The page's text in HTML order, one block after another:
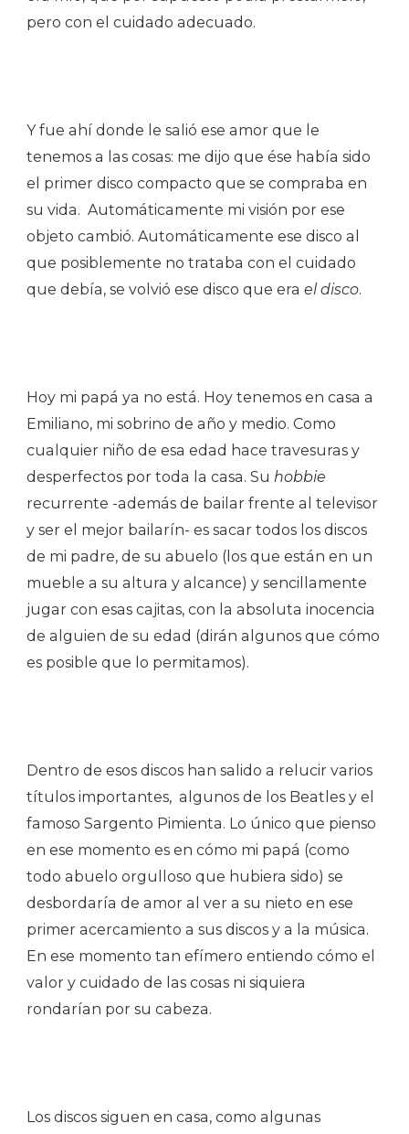
pero con el cuidado adecuado.
Y fue ahí donde le salió ese amor que le
tenemos a las cosas: me dijo que ése había sido
el primer disco compacto que se compraba en
su vida. Automáticamente mi visión por ese
objeto cambió. Automáticamente ese disco al
que posiblemente no trataba con el cuidado
que debía, se volvió ese disco que era el disco.
Hoy mi papá ya no está. Hoy tenemos en casa a
Emiliano, mi sobrino de año y medio. Como
cualquier niño de esa edad hace travesuras y
desperfectos por toda la casa. Su hobbie
recurrente -además de bailar frente al televisor
y ser el mejor bailarín- es sacar todos los discos
de mi padre, de su abuelo (los que están en un
mueble a su altura y alcance) y sencillamente
jugar con esas cajitas, con la absoluta inocencia
de alguien de su edad (dirán algunos que cómo
es posible que lo permitamos).
Dentro de esos discos han salido a relucir varios
títulos importantes, algunos de los Beatles y el
famoso Sargento Pimienta. Lo único que pienso
en ese momento es en cómo mi papá (como
todo abuelo orgulloso que hubiera sido) se
desbordaría de amor al ver a su nieto en ese
primer acercamiento a sus discos y a la música.
En ese momento tan efímero entiendo cómo el
valor y cuidado de las cosas ni siquiera
rondarían por su cabeza.
Los discos siguen en casa, como algunas